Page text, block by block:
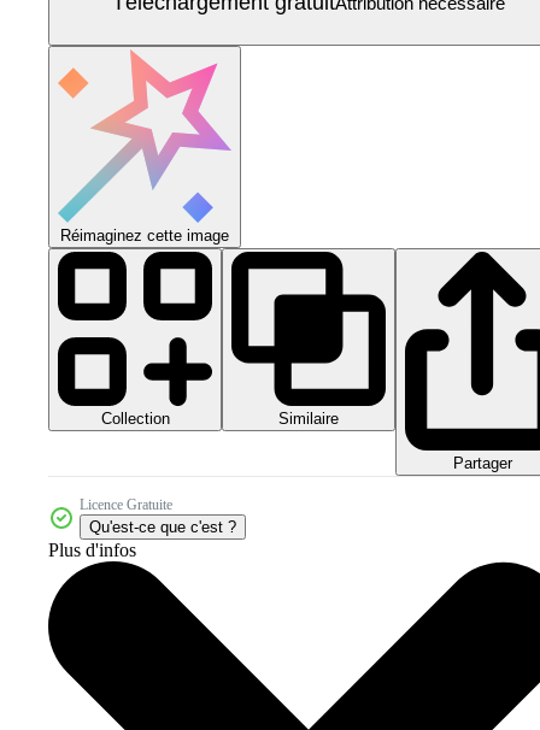
Réimaginez cette image
Collection Similaire
Partager
Licence Gratuite
Qu'est-ce que c'est ?
Plus d'infos